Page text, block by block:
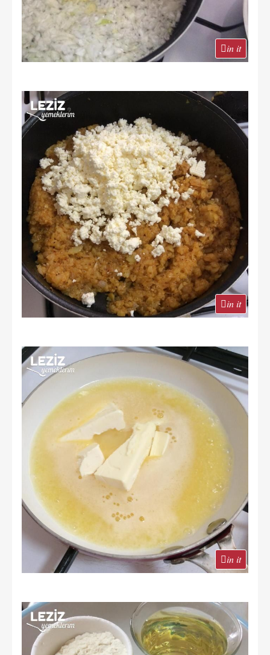
in it
in it
in it